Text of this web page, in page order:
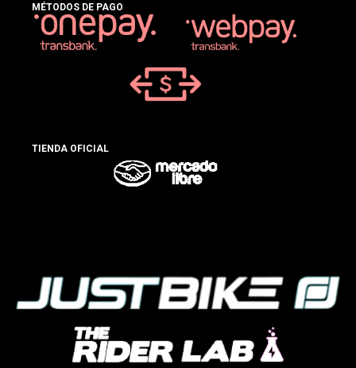
MÉTODOS DE PAGO
TIENDA OFICIAL